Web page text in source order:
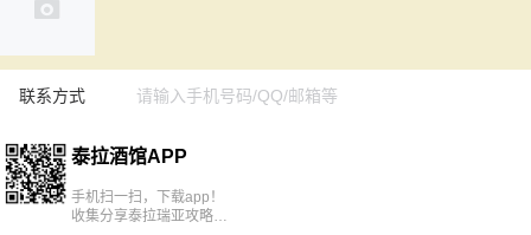
联系方式
泰拉酒馆APP
手机扫一扫，下载app！
收集分享泰拉瑞亚攻略、